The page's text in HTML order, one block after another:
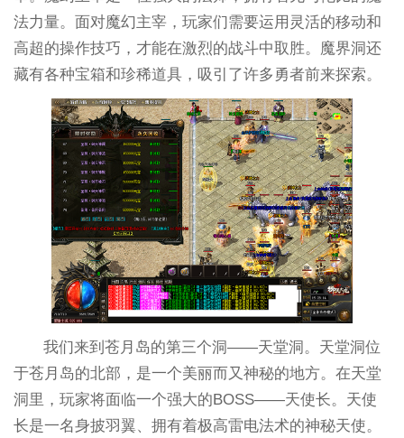
法力量。面对魔幻主宰，玩家们需要运用灵活的移动和
高超的操作技巧，才能在激烈的战斗中取胜。魔界洞还
藏有各种宝箱和珍稀道具，吸引了许多勇者前来探索。
我们来到苍月岛的第三个洞——天堂洞。天堂洞位
于苍月岛的北部，是一个美丽而又神秘的地方。在天堂
洞里，玩家将面临一个强大的BOSS——天使长。天使
长是一名身披羽翼、拥有着极高雷电法术的神秘天使。